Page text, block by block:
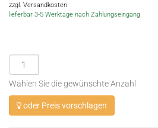
zzgl. Versandkosten
lieferbar 3-5 Werktage nach Zahlungseingang
Wählen Sie die gewünschte Anzahl
oder Preis vorschlagen